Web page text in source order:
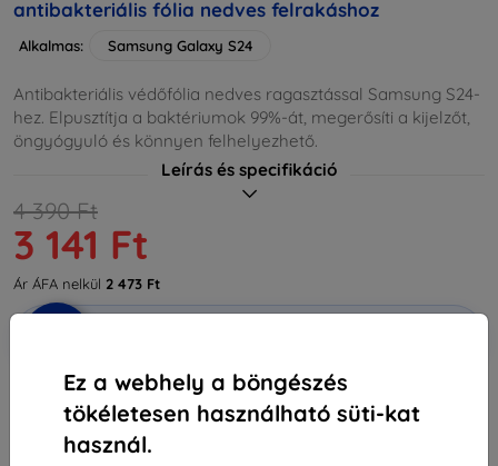
Ez a webhely a böngészés
tökéletesen használható süti-kat
használ.
antibakteriális fólia nedves felrakáshoz
Alkalmas: Samsung Galaxy S24
Antibakteriális védőfólia nedves ragasztással Samsung S24-
hez. Elpusztítja a baktériumok 99%-át, megerősíti a kijelzőt,
öngyógyuló és könnyen felhelyezhető.
Leírás és specifikáció
4 390 Ft
3 141 Ft
Ár ÁFA nelkül 2 473 Ft
Utolsó darab raktáron